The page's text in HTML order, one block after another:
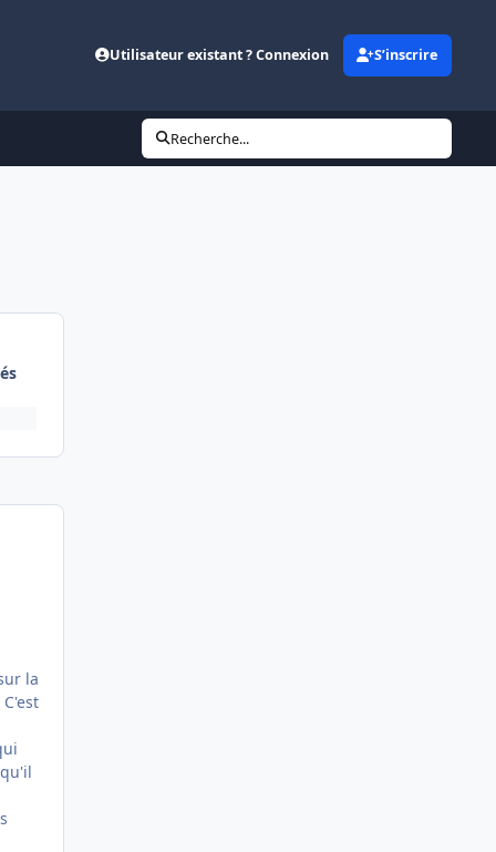
Utilisateur existant ? Connexion S’inscrire
Recherche...
la